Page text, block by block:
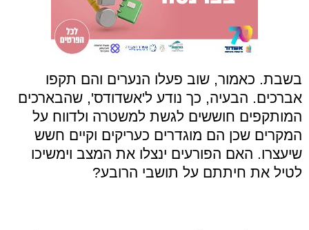
בשבת. כאמור, שוב פעלו הנערים והם תקפו
אברכים. הבעיה, כך נודע ל'אשדודס', שהבארכים
המותקפים חוששים לגשת למשטרה ולדווח על
המקרים שכן הם מוגדרים כעריקים וקיים חשש
שיעצרו. האם הפורעים ינצלו את המצב וימשיכו
לטיל את חיתתם על תושבי הרובע?